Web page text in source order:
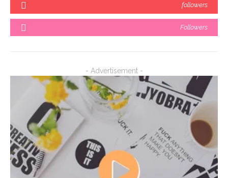
followers
Followers
- Advertisement -